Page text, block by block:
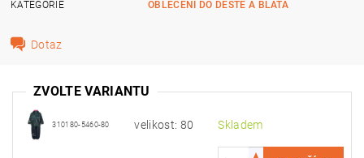
KATEGORIE
OBLEČENÍ DO DEŠTĚ A BLÁTA
Dotaz
ZVOLTE VARIANTU
310180-5460-80 velikost: 80 Skladem